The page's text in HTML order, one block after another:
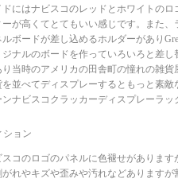
ドにはナビスコのレッドとホワイトの
ーが高くてとてもいい感じです。また
ボードが差し込めるホルダーがあり
ジナルのボードを作っていろいろと差
り当時のアメリカの田舎町の憧れの雑
を並べてディスプレーするともっと素
ンナビスコクラッカーディスプレーラ
ション
スコのロゴのパネルに色褪せがありま
がれやキズや歪みや汚れなどありますが